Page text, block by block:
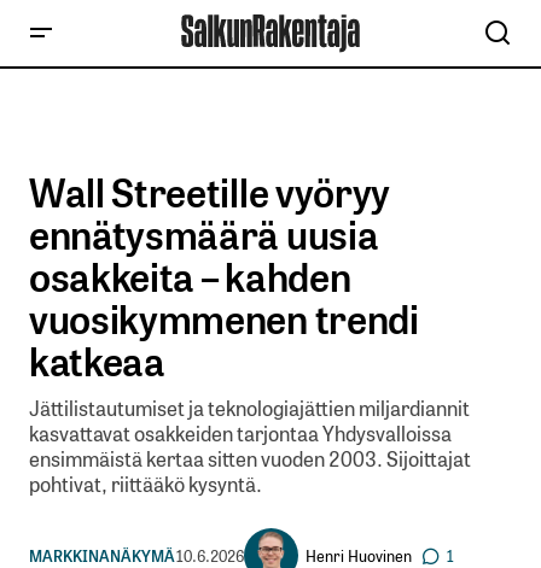
Wall Streetille vyöryy
ennätysmäärä uusia
osakkeita – kahden
vuosikymmenen trendi
katkeaa
Jättilistautumiset ja teknologiajättien miljardiannit
kasvattavat osakkeiden tarjontaa Yhdysvalloissa
ensimmäistä kertaa sitten vuoden 2003. Sijoittajat
pohtivat, riittääkö kysyntä.
MARKKINANÄKYMÄ10.6.2026 Henri Huovinen 1